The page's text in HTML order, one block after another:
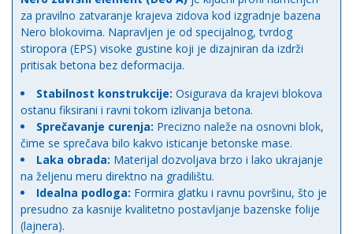
za pravilno zatvaranje krajeva zidova kod izgradnje bazena
Nero blokovima. Napravljen je od specijalnog, tvrdog
stiropora (EPS) visoke gustine koji je dizajniran da izdrži
pritisak betona bez deformacija.
Stabilnost konstrukcije: Osigurava da krajevi blokova
ostanu fiksirani i ravni tokom izlivanja betona.
Sprečavanje curenja: Precizno naleže na osnovni blok,
čime se sprečava bilo kakvo isticanje betonske mase.
Laka obrada: Materijal dozvoljava brzo i lako ukrajanje
na željenu meru direktno na gradilištu.
Idealna podloga: Formira glatku i ravnu površinu, što je
presudno za kasnije kvalitetno postavljanje bazenske folije
(lajnera).